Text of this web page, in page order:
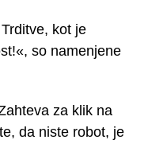
kot je
so namenjene
za klik na
da niste robot, je